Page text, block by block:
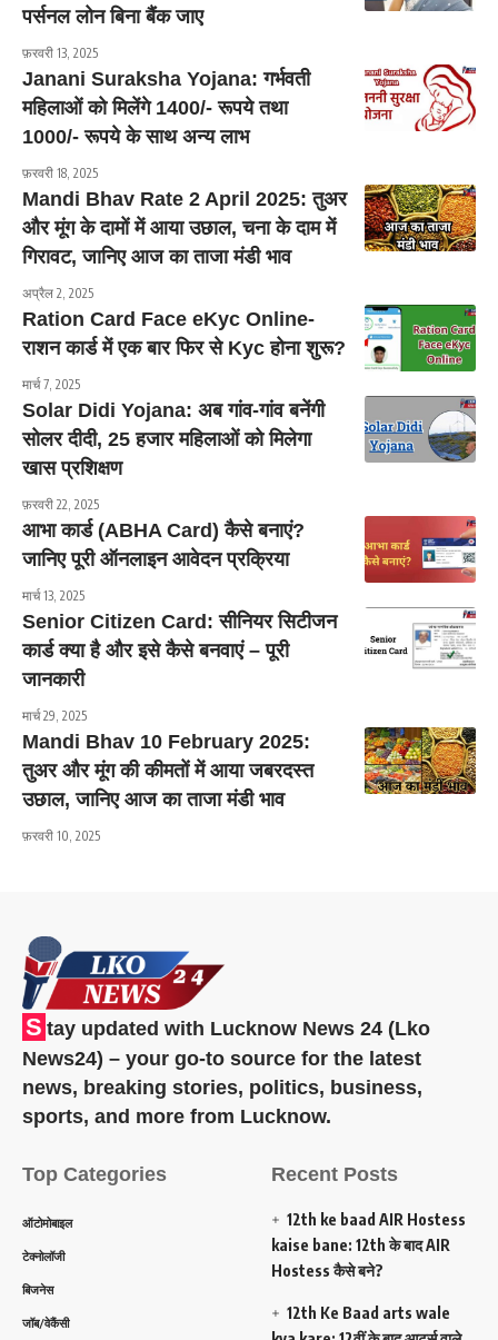
पर्सनल लोन बिना बैंक जाए
फ़रवरी 13, 2025
Janani Suraksha Yojana: गर्भवती
महिलाओं को मिलेंगे 1400/- रूपये तथा
1000/- रूपये के साथ अन्य लाभ
फ़रवरी 18, 2025
Mandi Bhav Rate 2 April 2025: तुअर
और मूंग के दामों में आया उछाल, चना के दाम में
गिरावट, जानिए आज का ताजा मंडी भाव
अप्रैल 2, 2025
Ration Card Face eKyc Online-
राशन कार्ड में एक बार फिर से Kyc होना शुरू?
मार्च 7, 2025
Solar Didi Yojana: अब गांव-गांव बनेंगी
सोलर दीदी, 25 हजार महिलाओं को मिलेगा
खास प्रशिक्षण
फ़रवरी 22, 2025
आभा कार्ड (ABHA Card) कैसे बनाएं?
जानिए पूरी ऑनलाइन आवेदन प्रक्रिया
मार्च 13, 2025
Senior Citizen Card: सीनियर सिटीजन
कार्ड क्या है और इसे कैसे बनवाएं – पूरी
जानकारी
मार्च 29, 2025
Mandi Bhav 10 February 2025:
तुअर और मूंग की कीमतों में आया जबरदस्त
उछाल, जानिए आज का ताजा मंडी भाव
फ़रवरी 10, 2025
S tay updated with Lucknow News 24 (Lko
News24) – your go-to source for the latest
news, breaking stories, politics, business,
sports, and more from Lucknow.
Top Categories
ऑटोमोबाइल
टेक्नोलॉजी
बिजनेस
जॉब/वेकैंसी
Recent Posts
12th ke baad AIR Hostess
kaise bane: 12th के बाद AIR
Hostess कैसे बने?
12th Ke Baad arts wale